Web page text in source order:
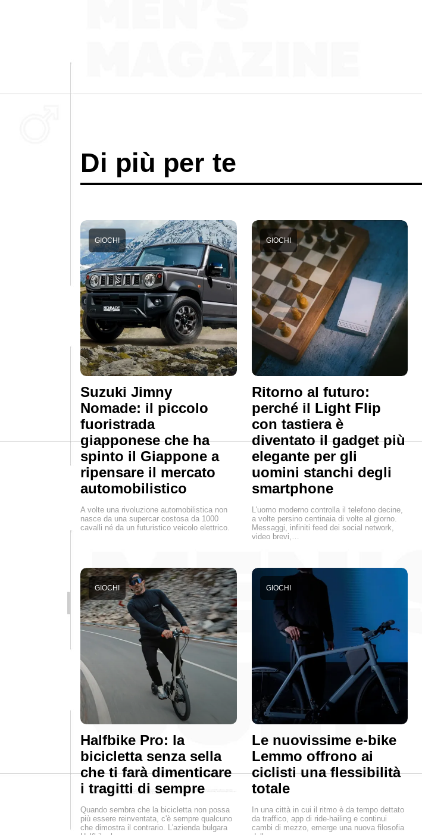
Di più per te
Suzuki Jimny
Nomade: il piccolo
fuoristrada
giapponese che ha
spinto il Giappone a
ripensare il mercato
automobilistico
GIOCHI
A volte una rivoluzione automobilistica non
nasce da una supercar costosa da 1000
cavalli né da un futuristico veicolo elettrico.
Ritorno al futuro:
perché il Light Flip
con tastiera è
diventato il gadget più
elegante per gli
uomini stanchi degli
smartphone
GIOCHI
L'uomo moderno controlla il telefono decine,
a volte persino centinaia di volte al giorno.
Messaggi, infiniti feed dei social network,
video brevi,…
Halfbike Pro: la
bicicletta senza sella
che ti farà dimenticare
i tragitti di sempre
GIOCHI
Quando sembra che la bicicletta non possa
più essere reinventata, c'è sempre qualcuno
che dimostra il contrario. L'azienda bulgara
Le nuovissime e-bike
Lemmo offrono ai
ciclisti una flessibilità
totale
GIOCHI
In una città in cui il ritmo è da tempo dettato
da traffico, app di ride-hailing e continui
cambi di mezzo, emerge una nuova filosofia